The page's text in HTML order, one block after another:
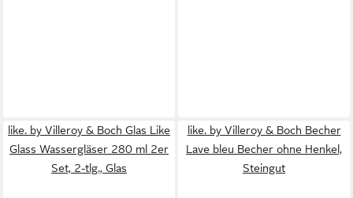
like. by Villeroy & Boch Glas Like
Glass Wassergläser 280 ml 2er
Set, 2-tlg., Glas
like. by Villeroy & Boch Becher
Lave bleu Becher ohne Henkel,
Steingut